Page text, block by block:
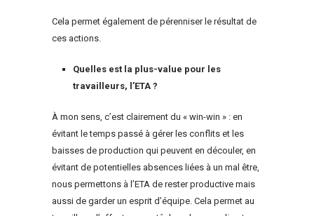
Cela permet également de pérenniser le résultat de
ces actions.
Quelles est la plus-value pour les
travailleurs, l’ETA ?
À mon sens, c’est clairement du « win-win » : en
évitant le temps passé à gérer les conflits et les
baisses de production qui peuvent en découler, en
évitant de potentielles absences liées à un mal être,
nous permettons à l’ETA de rester productive mais
aussi de garder un esprit d’équipe. Cela permet au